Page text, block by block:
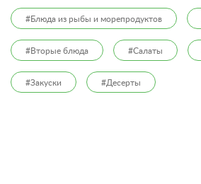
#Блюда из рыбы и морепродуктов
#Вторые блюда #Салаты
#Закуски #Десерты